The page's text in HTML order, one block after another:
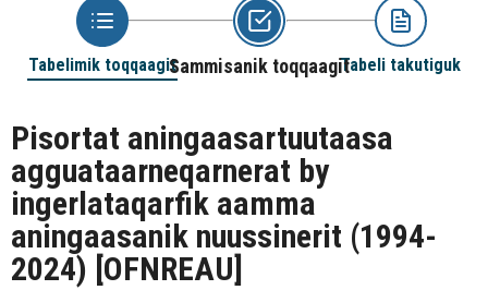
Tabelimik toqqaagitSammisanik toqqaagitTabeli takutiguk
Pisortat aningaasartuutaasa
agguataarneqarnerat by
ingerlataqarfik aamma
aningaasanik nuussinerit (1994-
2024) [OFNREAU]